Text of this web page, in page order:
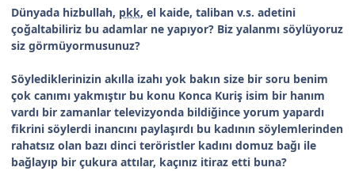
Dünyada hizbullah, pkk, el kaide, taliban v.s. adetini
çoğaltabiliriz bu adamlar ne yapıyor? Biz yalanmı söylüyoruz
siz görmüyormusunuz?
Söylediklerinizin akılla izahı yok bakın size bir soru benim
çok canımı yakmıştır bu konu Konca Kuriş isim bir hanım
vardı bir zamanlar televizyonda bildiğince yorum yapardı
fikrini söylerdi inancını paylaşırdı bu kadının söylemlerinden
rahatsız olan bazı dinci teröristler kadını domuz bağı ile
bağlayıp bir çukura attılar, kaçınız itiraz etti buna?